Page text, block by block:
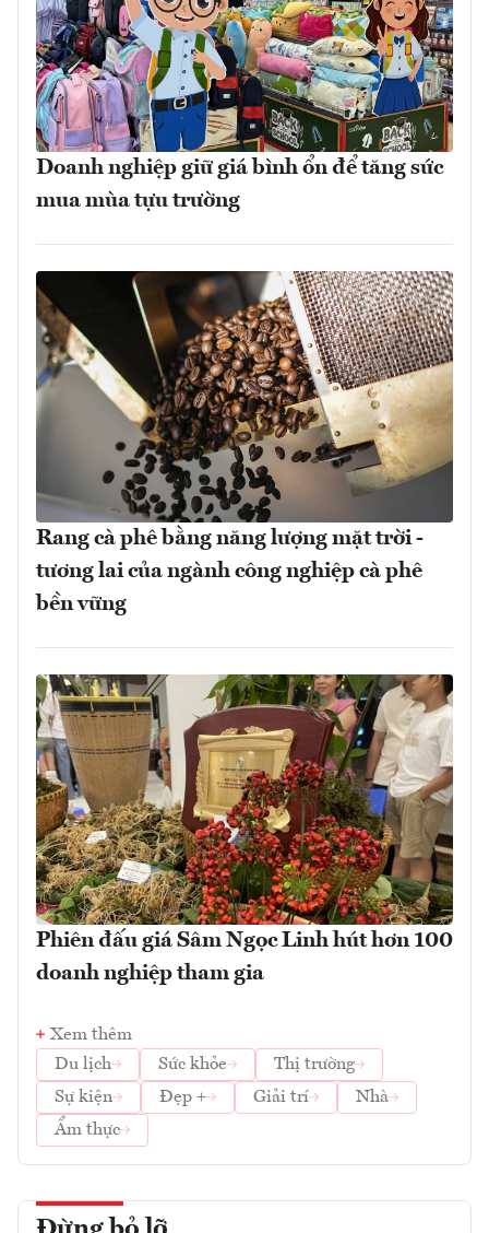
Doanh nghiệp giữ giá bình ổn để tăng sức
mua mùa tựu trường
Rang cà phê bằng năng lượng mặt trời -
tương lai của ngành công nghiệp cà phê
bền vững
Phiên đấu giá Sâm Ngọc Linh hút hơn 100
doanh nghiệp tham gia
Xem thêm
Du lịch
Sức khỏe
Thị trường
Sự kiện
Đẹp + Giải trí
Nhà
Ẩm thực